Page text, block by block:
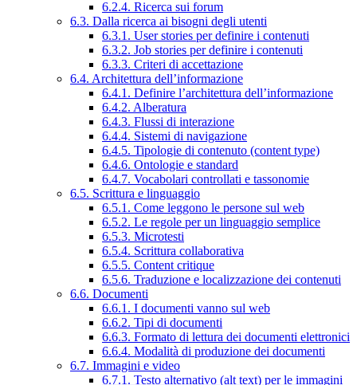
6.2.4. Ricerca sui forum
6.3. Dalla ricerca ai bisogni degli utenti
6.3.1. User stories per definire i contenuti
6.3.2. Job stories per definire i contenuti
6.3.3. Criteri di accettazione
6.4. Architettura dell’informazione
6.4.1. Definire l’architettura dell’informazione
6.4.2. Alberatura
6.4.3. Flussi di interazione
6.4.4. Sistemi di navigazione
6.4.5. Tipologie di contenuto (content type)
6.4.6. Ontologie e standard
6.4.7. Vocabolari controllati e tassonomie
6.5. Scrittura e linguaggio
6.5.1. Come leggono le persone sul web
6.5.2. Le regole per un linguaggio semplice
6.5.3. Microtesti
6.5.4. Scrittura collaborativa
6.5.5. Content critique
6.5.6. Traduzione e localizzazione dei contenuti
6.6. Documenti
6.6.1. I documenti vanno sul web
6.6.2. Tipi di documenti
6.6.3. Formato di lettura dei documenti elettronici
6.6.4. Modalità di produzione dei documenti
6.7. Immagini e video
6.7.1. Testo alternativo (alt text) per le immagini